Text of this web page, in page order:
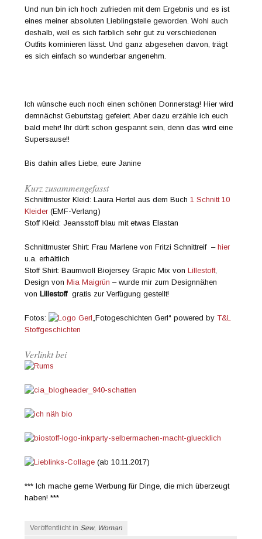
Und nun bin ich hoch zufrieden mit dem Ergebnis und es ist
eines meiner absoluten Lieblingsteile geworden. Wohl auch
deshalb, weil es sich farblich sehr gut zu verschiedenen
Outfits kominieren lässt. Und ganz abgesehen davon, trägt
es sich einfach so wunderbar angenehm.
Ich wünsche euch noch einen schönen Donnerstag! Hier wird
demnächst Geburtstag gefeiert. Aber dazu erzähle ich euch
bald mehr! Ihr dürft schon gespannt sein, denn das wird eine
Supersause!!
Bis dahin alles Liebe, eure Janine
Kurz zusammengefasst
Schnittmuster Kleid: Laura Hertel aus dem Buch1 Schnitt 10
Kleider (EMF-Verlang)
Stoff Kleid: Jeansstoff blau mit etwas Elastan
Schnittmuster Shirt: Frau Marlene von Fritzi Schnittreif –hier
u.a. erhältlich
Stoff Shirt: Baumwoll Biojersey Grapic Mix vonLillestoff,
Design vonMia Maigrün – wurde mir zum Designnähen
von Lillestoffgratis zur Verfügung gestellt!
Fotos: „Fotogeschichten Gerl“ powered byT&L
Stoffgeschichten
Verlinkt bei
(ab 10.11.2017)
*** Ich mache gerne Werbung für Dinge, die mich überzeugt
haben! ***
Veröffentlicht in Sew, Woman